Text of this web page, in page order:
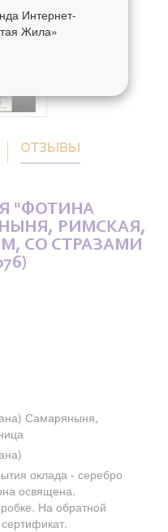
ОТЗЫВЫ
"ФОТИНА
РИМСКАЯ,
СО СТРАЗАМИ
Самаряныня,
оклада - серебро
освящена.
На обратной
Интернет-
Жила»